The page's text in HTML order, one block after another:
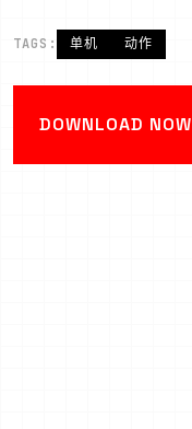
TAGS: 单机 动作
DOWNLOAD NOW